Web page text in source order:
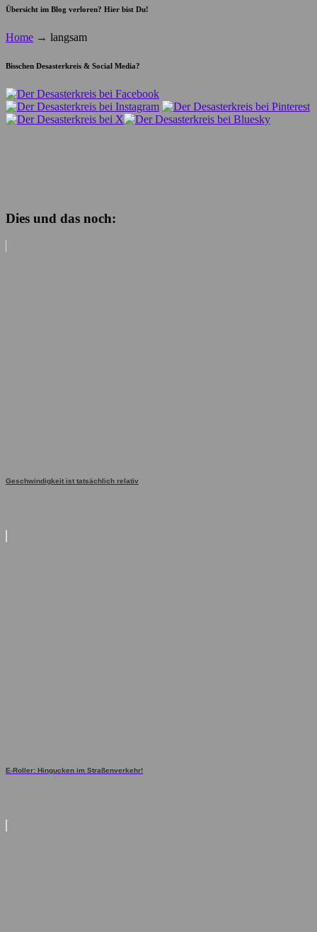
Übersicht im Blog verloren? Hier bist Du!
Home → langsam
Bisschen Desasterkreis & Social Media?
Dies und das noch:
Geschwindigkeit ist tatsächlich relativ
E-Roller: Hingucken im Straßenverkehr!